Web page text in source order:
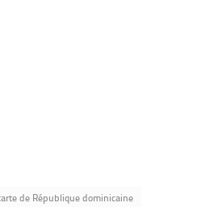
de République dominicaine